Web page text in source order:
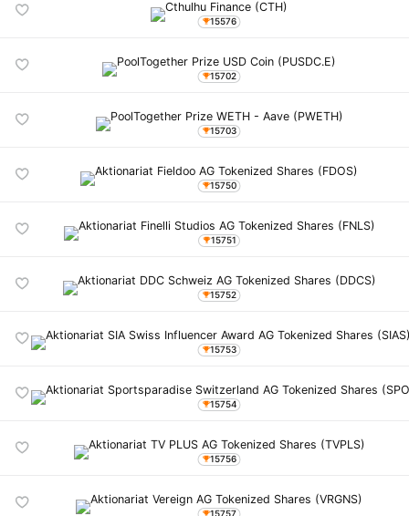
15576
15702
15703
15750
15751
15752
15753
15754
15756
15757